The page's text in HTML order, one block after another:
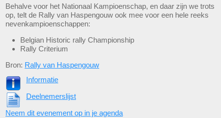
Behalve voor het Nationaal Kampioenschap, en daar zijn we trots
op, telt de Rally van Haspengouw ook mee voor een hele reeks
nevenkampioenschappen:
Belgian Historic rally Championship
Rally Criterium
Bron: Rally van Haspengouw
Informatie
Deelnemerslijst
Neem dit evenement op in je agenda